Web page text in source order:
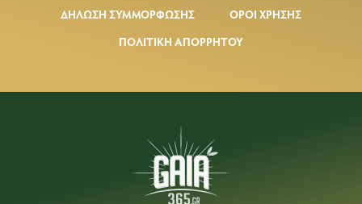
ΔΗΛΩΣΗ ΣΥΜΜΟΡΦΩΣΗΣ
ΟΡΟΙ ΧΡΗΣΗΣ
ΠΟΛΙΤΙΚΗ ΑΠΟΡΡΗΤΟΥ